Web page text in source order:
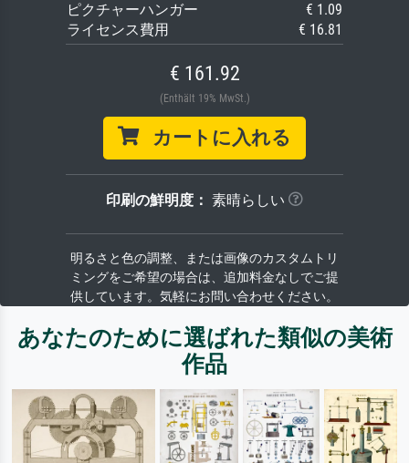
ピクチャーハンガー
€ 1.09
ライセンス費用
€ 16.81
€ 161.92
(Enthält 19% MwSt.)
カートに入れる
印刷の鮮明度： 素晴らしい
明るさと色の調整、または画像のカスタムトリ
ミングをご希望の場合は、追加料金なしでご提
供しています。気軽にお問い合わせください。
あなたのために選ばれた類似の美術
作品